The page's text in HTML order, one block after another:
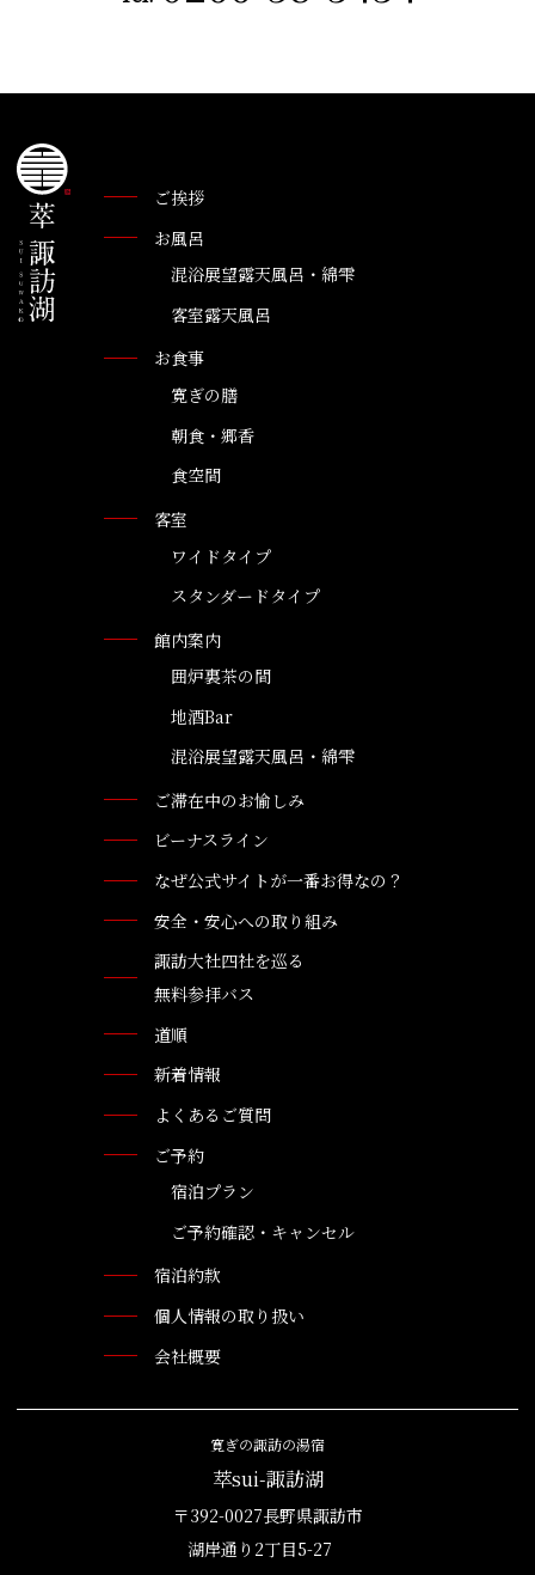
ご挨拶
お風呂
混浴展望露天風呂・綿雫
客室露天風呂
お食事
寛ぎの膳
朝食・郷香
食空間
客室
ワイドタイプ
スタンダードタイプ
館内案内
囲炉裏茶の間
地酒Bar
混浴展望露天風呂・綿雫
ご滞在中のお愉しみ
ビーナスライン
なぜ公式サイトが一番お得なの？
安全・安心への取り組み
諏訪大社四社を巡る
無料参拝バス
道順
新着情報
よくあるご質問
ご予約
宿泊プラン
ご予約確認・キャンセル
宿泊約款
個人情報の取り扱い
会社概要
寛ぎの諏訪の湯宿
萃sui-諏訪湖
〒392-0027長野県諏訪市
湖岸通り2丁目5-27